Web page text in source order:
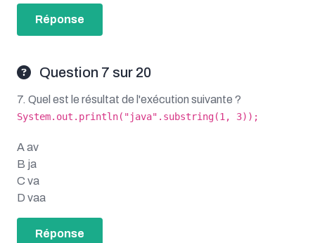
Réponse
Question 7 sur 20
7. Quel est le résultat de l'exécution suivante ?
System.out.println("java".substring(1, 3));
A av
B ja
C va
D vaa
Réponse